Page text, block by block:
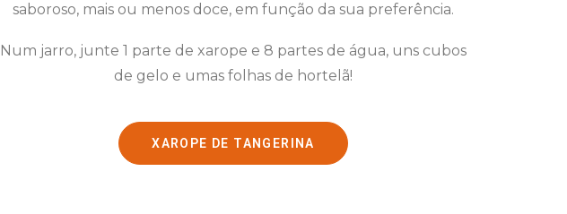
saboroso, mais ou menos doce, em função da sua preferência.
Num jarro, junte 1 parte de xarope e 8 partes de água, uns cubos
de gelo e umas folhas de hortelã!
XAROPE DE TANGERINA